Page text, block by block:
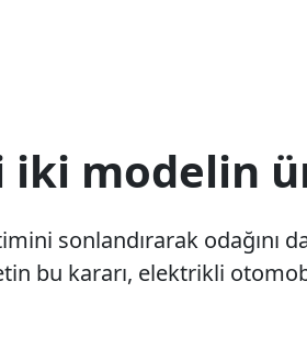
iki modelin
sonlandırarak odağını
bu kararı, elektrikli